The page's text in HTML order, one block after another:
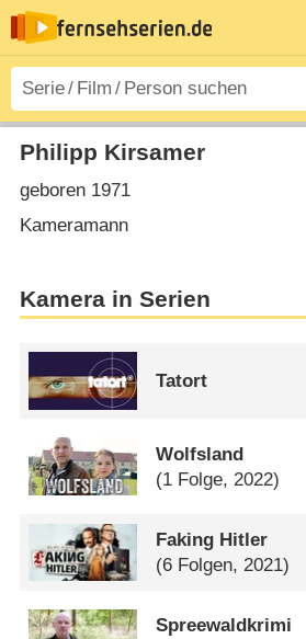
Philipp Kirsamer
geboren 1971
Kameramann
Kamera in Serien
Tatort
Wolfsland
(1 Folge, 2022)
Faking Hitler
(6 Folgen, 2021)
Spreewaldkrimi